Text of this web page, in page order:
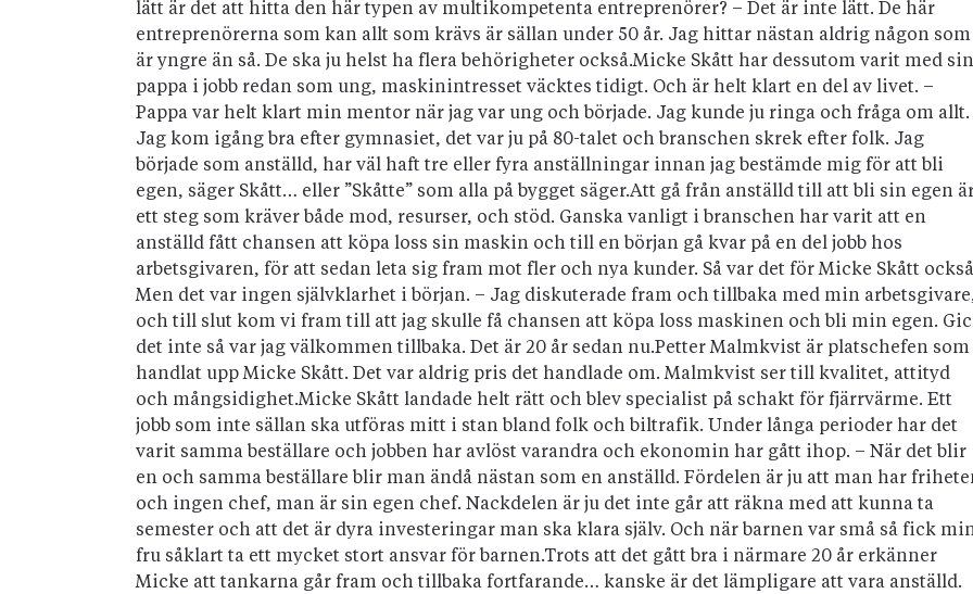
lätt är det att hitta den här typen av multikompetenta entreprenörer? – Det är inte lätt. De här
entreprenörerna som kan allt som krävs är sällan under 50 år. Jag hittar nästan aldrig någon som
är yngre än så. De ska ju helst ha flera behörigheter också.Micke Skått har dessutom varit med sin
pappa i jobb redan som ung, maskinintresset väcktes tidigt. Och är helt klart en del av livet. –
Pappa var helt klart min mentor när jag var ung och började. Jag kunde ju ringa och fråga om allt.
Jag kom igång bra efter gymnasiet, det var ju på 80-talet och branschen skrek efter folk. Jag
började som anställd, har väl haft tre eller fyra anställningar innan jag bestämde mig för att bli
egen, säger Skått… eller ”Skåtte” som alla på bygget säger.Att gå från anställd till att bli sin egen
ett steg som kräver både mod, resurser, och stöd. Ganska vanligt i branschen har varit att en
anställd fått chansen att köpa loss sin maskin och till en början gå kvar på en del jobb hos
arbetsgivaren, för att sedan leta sig fram mot fler och nya kunder. Så var det för Micke Skått
Men det var ingen självklarhet i början. – Jag diskuterade fram och tillbaka med min
och till slut kom vi fram till att jag skulle få chansen att köpa loss maskinen och bli min egen.
det inte så var jag välkommen tillbaka. Det är 20 år sedan nu.Petter Malmkvist är platschefen som
handlat upp Micke Skått. Det var aldrig pris det handlade om. Malmkvist ser till kvalitet, attityd
och mångsidighet.Micke Skått landade helt rätt och blev specialist på schakt för fjärrvärme. Ett
jobb som inte sällan ska utföras mitt i stan bland folk och biltrafik. Under långa perioder har det
varit samma beställare och jobben har avlöst varandra och ekonomin har gått ihop. – När det blir
en och samma beställare blir man ändå nästan som en anställd. Fördelen är ju att man har
och ingen chef, man är sin egen chef. Nackdelen är ju det inte går att räkna med att kunna ta
semester och att det är dyra investeringar man ska klara själv. Och när barnen var små så fick
fru såklart ta ett mycket stort ansvar för barnen.Trots att det gått bra i närmare 20 år erkänner
Micke att tankarna går fram och tillbaka fortfarande… kanske är det lämpligare att vara anställd.